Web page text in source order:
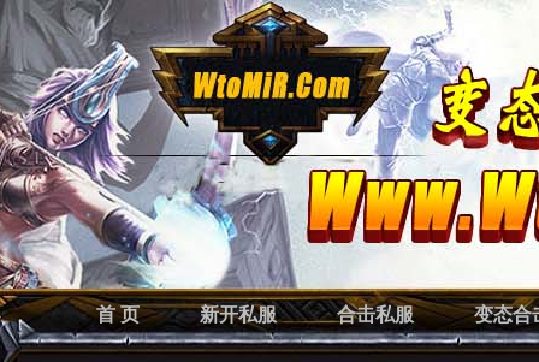
首 页 新开私服 合击私服 变态合